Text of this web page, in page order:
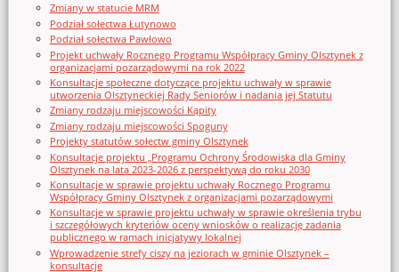
Zmiany w statucie MRM
Podział sołectwa Łutynowo
Podział sołectwa Pawłowo
Projekt uchwały Rocznego Programu Współpracy Gminy Olsztynek z
organizacjami pozarządowymi na rok 2022
Konsultacje społeczne dotyczące projektu uchwały w sprawie
utworzenia Olsztyneckiej Rady Seniorów i nadania jej Statutu
Zmiany rodzaju miejscowości Kąpity
Zmiany rodzaju miejscowości Spoguny
Projekty statutów sołectw gminy Olsztynek
Konsultacje projektu „Programu Ochrony Środowiska dla Gminy
Olsztynek na lata 2023-2026 z perspektywą do roku 2030
Konsultacje w sprawie projektu uchwały Rocznego Programu
Współpracy Gminy Olsztynek z organizacjami pozarządowymi
Konsultacje w sprawie projektu uchwały w sprawie określenia trybu
i szczegółowych kryteriów oceny wniosków o realizację zadania
publicznego w ramach inicjatywy lokalnej
Wprowadzenie strefy ciszy na jeziorach w gminie Olsztynek –
konsultacje